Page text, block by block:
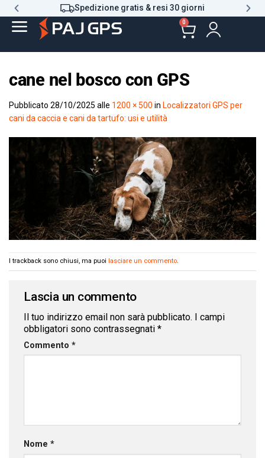
Spedizione gratis & resi 30 giorni
0
cane nel bosco con GPS
Pubblicato 28/10/2025 alle 1200 × 500 in Localizzatori GPS per
cani da caccia e cani da tartufo: usi e utilità
I trackback sono chiusi, ma puoi lasciare un commento.
Lascia un commento
Il tuo indirizzo email non sarà pubblicato. I campi
obbligatori sono contrassegnati *
Commento *
Nome *